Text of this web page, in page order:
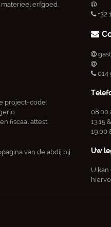
erfgoed.
project-code:
fiscaal attest.
van de abdij bij
+32
014
08.00
13.15
19.00
Uw
U kan